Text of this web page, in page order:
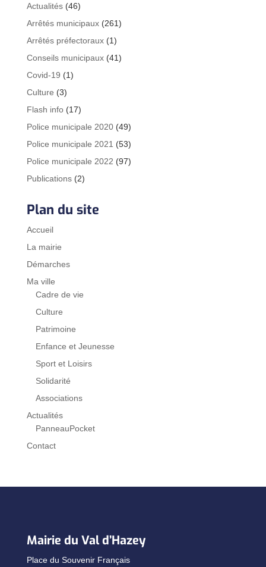
Actualités(46)
Arrêtés municipaux(261)
Arrêtés préfectoraux(1)
Conseils municipaux(41)
Covid-19 (1)
Culture (3)
Flash info(17)
Police municipale 2020(49)
Police municipale 2021 (53)
Police municipale 2022 (97)
Publications(2)
Plan du site
Accueil
La mairie
Démarches
Ma ville
Cadre de vie
Culture
Patrimoine
Enfance et Jeunesse
Sport et Loisirs
Solidarité
Associations
Actualités
PanneauPocket
Contact
Mairie du Val d’Hazey
Place du Souvenir Français